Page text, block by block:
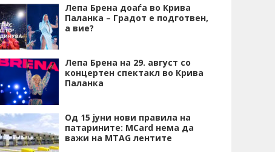
Лепа Брена доаѓа во Крива
Паланка – Градот е подготвен,
а вие?
Лепа Брена на 29. август со
концертен спектакл во Крива
Паланка
Од 15 јуни нови правила на
патарините: MCard нема да
важи на MTAG лентите